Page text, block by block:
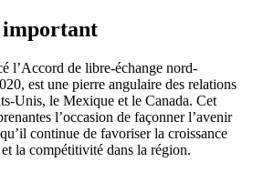
important
l’Accord de libre-échange nord-
est une pierre angulaire des relations
Unis, le Mexique et le Canada. Cet
l’occasion de façonner l’avenir
continue de favoriser la croissance
la compétitivité dans la région.